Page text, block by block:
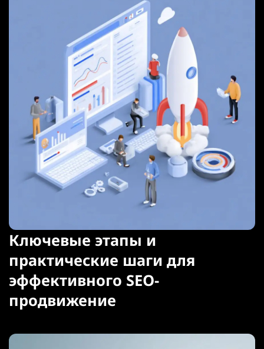
Ключевые этапы и
практические шаги для
эффективного SEO-
продвижение